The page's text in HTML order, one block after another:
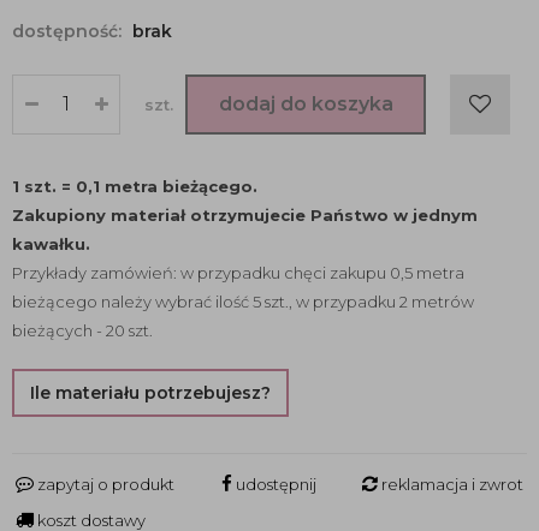
dostępność: brak
szt. dodaj do koszyka
1 szt. = 0,1 metra bieżącego.
Zakupiony materiał otrzymujecie Państwo w jednym
kawałku.
Przykłady zamówień: w przypadku chęci zakupu 0,5 metra
bieżącego należy wybrać ilość 5 szt., w przypadku 2 metrów
bieżących - 20 szt.
Ile materiału potrzebujesz?
zapytaj o produkt udostępnij
reklamacja i zwrot
koszt dostawy